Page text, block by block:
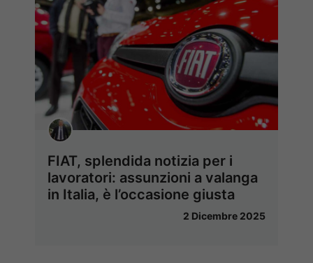
FIAT, splendida notizia per i
lavoratori: assunzioni a valanga
in Italia, è l’occasione giusta
2 Dicembre 2025